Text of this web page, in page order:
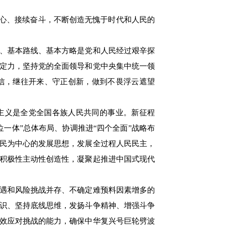
、接续奋斗，不断创造无愧于时代和人民的
本路线、基本方略是党和人民经过艰辛探
力，坚持党的全面领导和党中央集中统一领
继往开来、守正创新，做到不畏浮云遮望
是全党全国各族人民共同的事业。新征程
体”总体布局、协调推进“四个全面”战略布
为中心的发展思想，发展全过程人民民主，
极性主动性创造性，凝聚起推进中国式现代
风险挑战并存、不确定难预料因素增多的
、坚持底线思维，发扬斗争精神、增强斗争
应对挑战的能力，确保中华复兴号巨轮劈波